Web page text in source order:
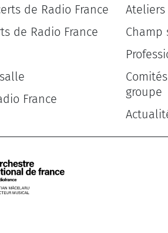
de Radio France
de Radio France
France
Ateliers
Champ
groupe